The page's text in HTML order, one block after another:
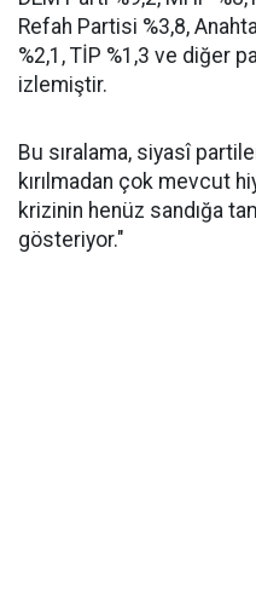
Refah Partisi %3,8,
%2,1, TİP %1,3 ve diğer
izlemiştir.
Bu sıralama, siyasî
kırılmadan çok mevcut
krizinin henüz sandığa
gösteriyor."